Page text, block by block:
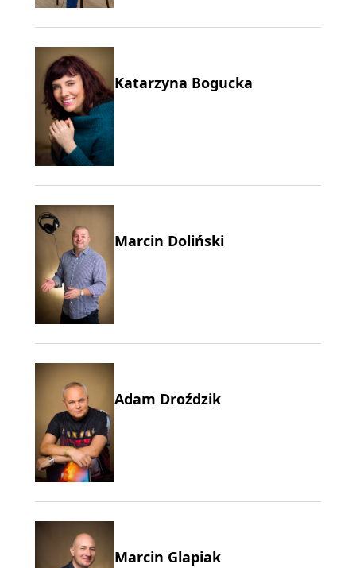
Katarzyna Bogucka
Marcin Doliński
Adam Droździk
Marcin Glapiak